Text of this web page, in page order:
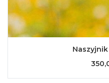
Naszyjnik